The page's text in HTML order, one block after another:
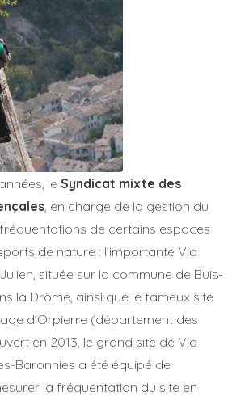
le Syndicat mixte des
, en charge de la gestion du
de certains espaces
de nature : l’importante Via
située sur la commune de Buis-
la Drôme, ainsi que le fameux site
d’Orpierre (département des
en 2013, le grand site de Via
Baronnies a été équipé de
la fréquentation du site en